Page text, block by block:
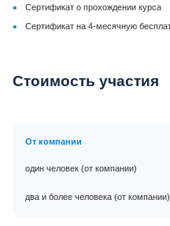
• Сертификат о прохождении курса
• Сертификат на 4-месячную
Стоимость участия
От компании
один человек (от компании)
два и более человека (от компании)